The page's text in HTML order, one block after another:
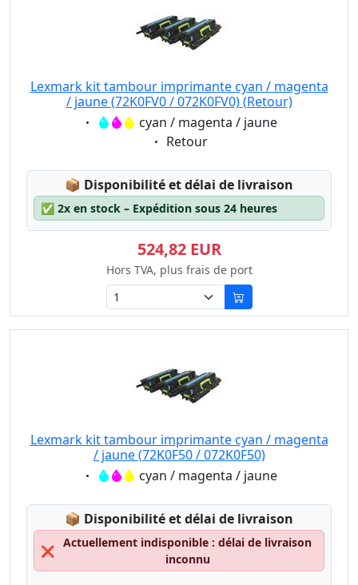
Lexmark kit tambour imprimante cyan / magenta
/ jaune (72K0FV0 / 072K0FV0) (Retour)
Eigenschaft:cyan / magenta / jaune
Eigenschaft:
Retour
📦 Lagerstatus:
Disponibilité et délai de livraison
✅ 2x en stock – Expédition sous 24 heures
524,82 EUR
Hors TVA, plus frais de port
Lexmark kit tambour imprimante cyan / magenta
/ jaune (72K0F50 / 072K0F50)
Eigenschaft:cyan / magenta / jaune
📦 Lagerstatus:
Disponibilité et délai de livraison
❌
Actuellement indisponible : délai de livraison
inconnu